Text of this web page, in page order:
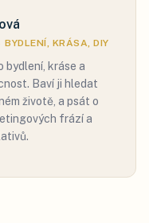
KRÁSA, DIY
bydlení, kráse a
Baví ji hledat
životě, a psát o
frází a